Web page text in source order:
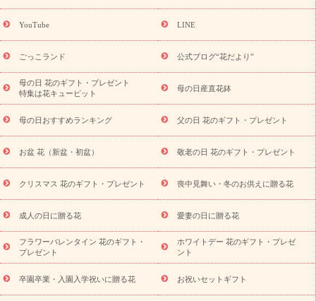
(トルコキキョウ)
9月の誕生花(リンドウ)
ら探す
お祝いの花特集 当日配達特急便 お祝い商品一覧
念日
結婚祝い 出産祝い 退院祝い・快気祝い
寿祝い
プチギフト ペットのお祝いフラワー
供え・お悔やみ商品一覧
お供え・お悔やみの花
四十九日法要以
お供え プリザーブドフラワー
ペットのお供えフラワー
お盆（新
盆・初盆）
その他 お祝い返し お見舞い
お取り寄せギフト
ビジネス用
ご自宅用 観葉植物 ミディ胡蝶蘭
プリザーブ
ドフラワー
スタイルから探す アレンジメント 花束
スタ
ンド花
お祝い お供え・お悔やみ 胡蝶蘭 胡蝶蘭・花鉢
ディ胡蝶蘭・お祝い
ミディ胡蝶蘭・お供え
世界初の青色胡蝶蘭
観葉植物
観葉植物 産直多肉植物
プリザーブドフラワー
お祝い
お供え・お悔やみ 花とセットギフト
セミオーダー
プチギフト（hanamore -ハナモア-）
花とみどりのeギフト
キューピットのeGfit
カラー ピンク イエローオレンジ
レッ
YouTube LINE
ごっこランド 公式ブログ“花だより”
母の日 花のギフト・プレゼント
特集は花キューピット
母の日産直花鉢
母の日おすすめランキング 父の日 花のギフト・プレゼント
お盆 花（新盆・初盆） 敬老の日 花のギフト・プレゼント
クリスマス 花のギフト・プレゼント 喪中見舞い・冬のお供えに贈る花
成人の日に贈る花 愛妻の日に贈る花
フラワーバレンタイン 花のギフト・
プレゼント
ホワイトデー 花のギフト・プレゼ
ント
卒園卒業・入園入学祝いに贈る花 お祝いセットギフト